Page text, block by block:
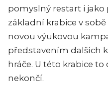
pomyslný restart i jako
základní krabice v
novou výukovou
představením dalších
hráče. U této krabice to
nekončí.